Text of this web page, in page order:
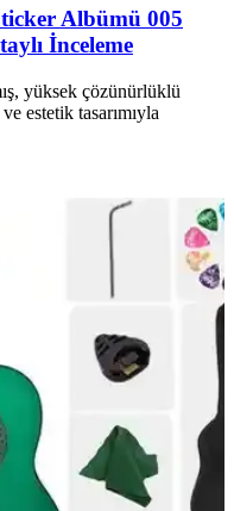
Albümü 005
İnceleme
yüksek çözünürlüklü
estetik tasarımıyla